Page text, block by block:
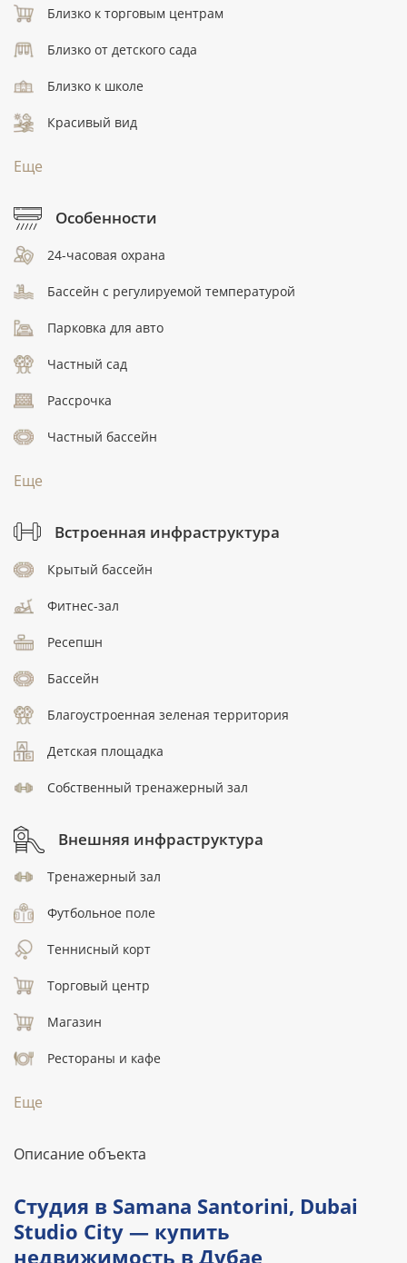
Близко к торговым центрам
Близко от детского сада
Близко к школе
Красивый вид
Еще
Особенности
24-часовая охрана
Бассейн с регулируемой температурой
Парковка для авто
Частный сад
Рассрочка
Частный бассейн
Еще
Встроенная инфраструктура
Крытый бассейн
Фитнес-зал
Ресепшн
Бассейн
Благоустроенная зеленая территория
Детская площадка
Собственный тренажерный зал
Внешняя инфраструктура
Тренажерный зал
Футбольное поле
Теннисный корт
Торговый центр
Магазин
Рестораны и кафе
Еще
Описание объекта
Студия в Samana Santorini, Dubai
Studio City — купить
недвижимость в Дубае